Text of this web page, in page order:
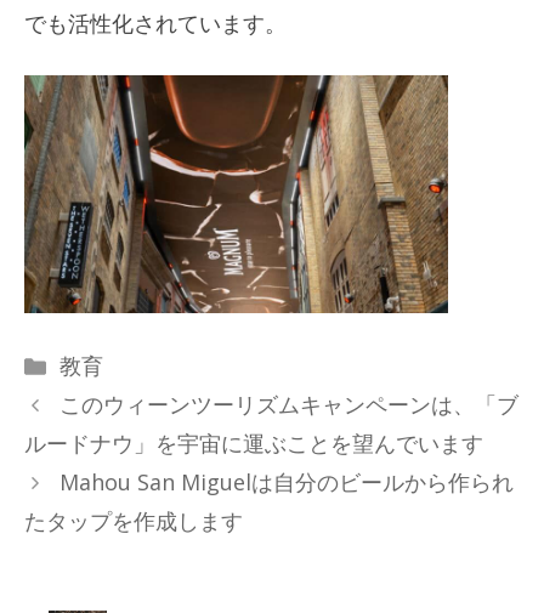
でも活性化されています。
カ
テ
リ
ー
教育
このウィーンツーリズムキャンペーンは、「ブ
ルードナウ」を宇宙に運ぶことを望んでいます
Mahou San Miguelは自分のビールから作られ
たタップを作成します